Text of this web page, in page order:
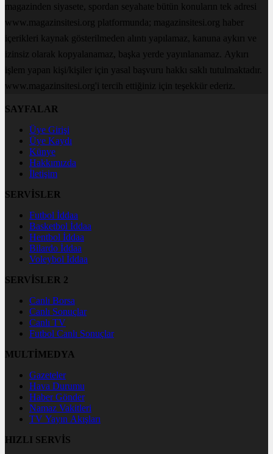
magazinden siyasete, spordan seyahate bütün konuların tek adresi
www.magazinsitesi.org platformunda; magazinsitesi.org haber
içerikleri kaynak gösterilmeden alıntı yapılamaz, kanuna aykırı ve
izinsiz olarak kopyalanamaz, başka yerde yayınlanamaz. Aykırı
işlem yapan kişi/kişiler için yasal başvuru hakkı saklı tutulmaktadır.
www.magazinsitesi.org'i tercih ettiğiniz için teşekkür ederiz.
SAYFALAR
Üye Girişi
Üye Kaydı
Künye
Hakkımızda
İletişim
SERVİSLER
Futbol İddaa
Basketbol İddaa
Hentbol İddaa
Bilardo İddaa
Voleybol İddaa
SERVİSLER 2
Canlı Borsa
Canlı Sonuçlar
Canlı TV
Futbol Canlı Sonuçlar
MULTİMEDYA
Gazeteler
Hava Durumu
Haber Gönder
Namaz Vakitleri
TV Yayın Akışları
HIZLI SERVİS